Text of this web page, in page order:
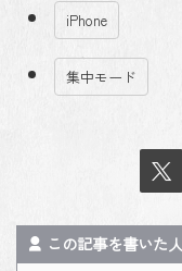
iPhone
集中モード
この記事を書いた人